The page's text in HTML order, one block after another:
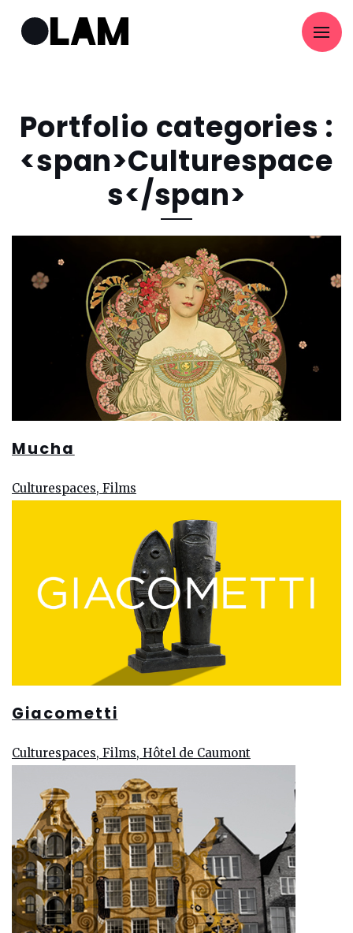
Portfolio categories :
<span>Culturespace
s</span>
Mucha
Culturespaces, Films
Giacometti
Culturespaces, Films, Hôtel de Caumont